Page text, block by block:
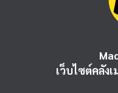
เว็บไซต์คลัง